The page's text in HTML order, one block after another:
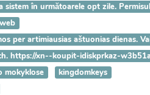
sistem în următoarele opt zile.
per artimiausias aštuonias dienas.
https://xn--koupit-idiskprkaz-
mokyklose
kingdomkeys